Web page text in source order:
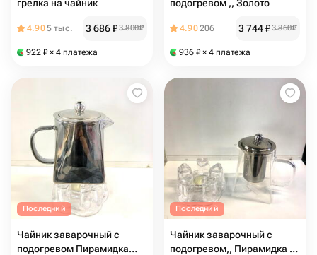
грелка на чайник
4.905 тыс. 3 686₽3 800₽
922 ₽ × 4 платежа
подогревом ,, Золото
4.90206 3 744₽3 860₽
936 ₽ × 4 платежа
Последний
Чайник заварочный с
подогревом Пирамидка
Последний
Чайник заварочный с
подогревом,, Пирамидка ,,